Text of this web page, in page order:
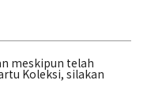
meskipun telah
Koleksi, silakan